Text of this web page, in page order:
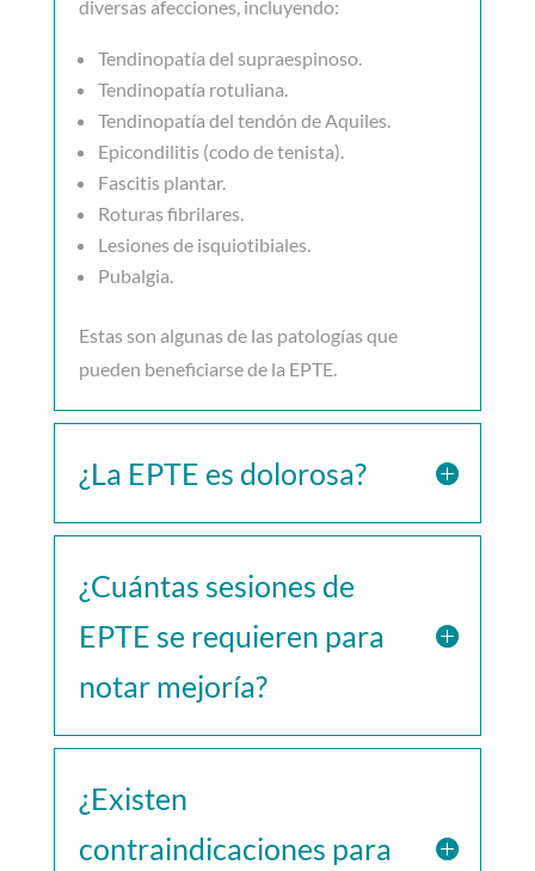
diversas afecciones, incluyendo:
Tendinopatía del supraespinoso.
Tendinopatía rotuliana.
Tendinopatía del tendón de Aquiles.
Epicondilitis (codo de tenista).
Fascitis plantar.
Roturas fibrilares.
Lesiones de isquiotibiales.
Pubalgia.
Estas son algunas de las patologías que
pueden beneficiarse de la EPTE.
¿La EPTE es dolorosa?
¿Cuántas sesiones de
EPTE se requieren para
notar mejoría?
¿Existen
contraindicaciones para